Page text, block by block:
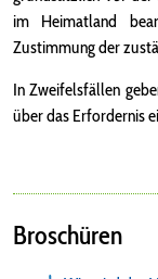
im Heimatland
Zustimmung der
In Zweifelsfällen
über das Erfordernis
Broschüren